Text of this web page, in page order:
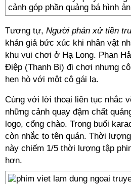
cảnh góp phần quảng bá hình
Tương tự, Người phán xử tiền
khán giả bức xúc khi nhân vật
khu vui chơi ở Hạ Long. Phan
Điệp (Thanh Bi) đi chơi nhưng
hẹn hò với một cô gái lạ.
Cùng với lời thoại liên tục nhắc
những cảnh quay đậm chất
logo, cổng chào. Trong buổi
còn nhắc to tên quán. Thời
này chiếm 1/5 thời lượng tập
hơn.